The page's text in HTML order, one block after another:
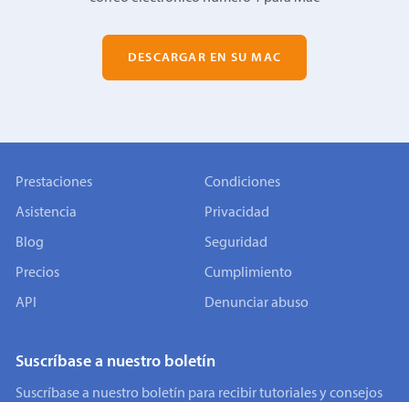
DESCARGAR EN SU MAC
Prestaciones
Asistencia
Blog
Precios
API
Condiciones
Privacidad
Seguridad
Cumplimiento
Denunciar abuso
Suscríbase a nuestro boletín
Suscríbase a nuestro boletín para recibir tutoriales y consejos